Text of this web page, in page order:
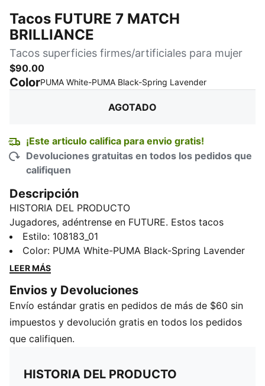
Tacos FUTURE 7 MATCH
BRILLIANCE
Tacos superficies firmes/artificiales para mujer
$90.00
ColorPUMA White-PUMA Black-Spring Lavender:
AGOTADO
¡Este articulo califica para envio gratis!
Devoluciones gratuitas en todos los pedidos que
califiquen
Descripción
HISTORIA DEL PRODUCTO
Jugadores, adéntrense en FUTURE. Estos tacos
presentan una parte superior rediseñada combinada
con PWRTAPE de apoyo, punto elástico y malla ligera
para un ajuste adaptable de nueva generación. El
para movimientos rápidos y cambios de velocidad.
Cuando vistes FUTURE, eres el FUTURO. Ve a crear.
CARACTERÍSTICAS Y BENEFICIOS
FUZIONFIT: Parte superior de punto que proporciona
PWRTAPE: Refuerzo específico en el empeine para
Estilo: 108183_01
Color: PUMA White-PUMA Black-Spring Lavender
LEER MÁS
Envios y Devoluciones
Envío estándar gratis en pedidos de más de $60 sin
impuestos y devolución gratis en todos los pedidos
que califiquen.
HISTORIA DEL PRODUCTO